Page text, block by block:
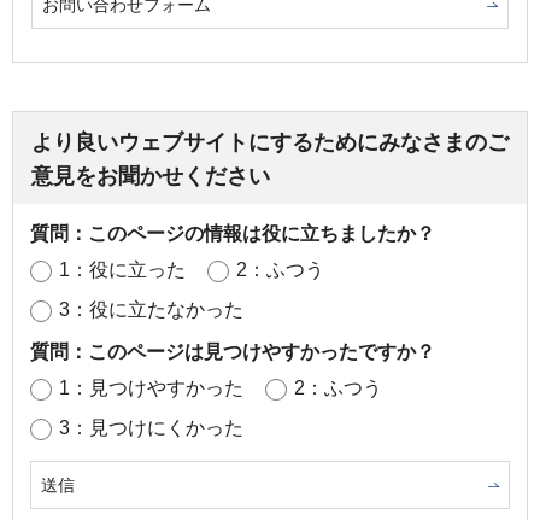
お問い合わせフォーム
より良いウェブサイトにするためにみなさまのご
意見をお聞かせください
質問：このページの情報は役に立ちましたか？
1：役に立った
2：ふつう
3：役に立たなかった
質問：このページは見つけやすかったですか？
1：見つけやすかった
2：ふつう
3：見つけにくかった